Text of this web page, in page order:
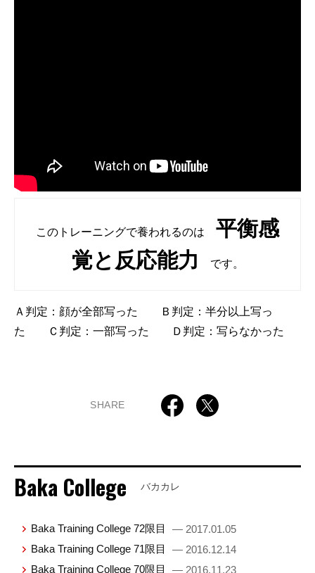
このトレーニングで養われるのは 平衡感
覚と反応能力
です。
Ａ判定：顔が全部写った Ｂ判定：半分以上写っ
た Ｃ判定：一部写った Ｄ判定：写らなかった
SHARE
Baka College バカカレ
Baka Training College 72限目
— 2017.01.05
Baka Training College 71限目
— 2016.12.14
Baka Training College 70限目
— 2016.11.23